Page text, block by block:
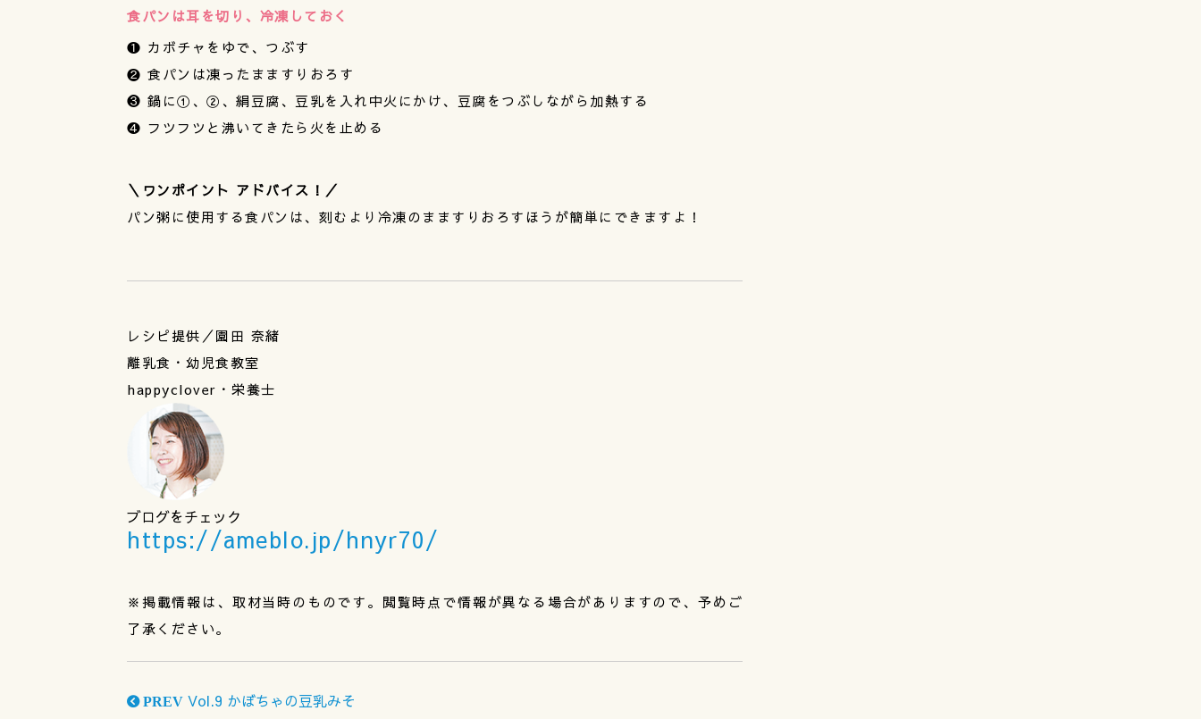
食パンは耳を切り、冷凍しておく
❶ カボチャをゆで、つぶす
❷ 食パンは凍ったまますりおろす
❸ 鍋に①、②、絹豆腐、豆乳を入れ中火にかけ、豆腐をつぶしながら加熱する
❹ フツフツと沸いてきたら火を止める
＼ワンポイント アドバイス！／
パン粥に使用する食パンは、刻むより冷凍のまますりおろすほうが簡単にできますよ！
レシピ提供／園田 奈緒
離乳食・幼児食教室
happyclover・栄養士
ブログをチェック
https://ameblo.jp/hnyr70/
※掲載情報は、取材当時のものです。閲覧時点で情報が異なる場合がありますので、予めご
了承ください。
PREV Vol.9 かぼちゃの豆乳みそ